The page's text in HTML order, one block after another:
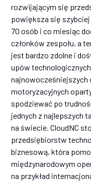
rozwijającym się
powiększa się
70 osób i co miesiąc
członków zespołu, a
jest bardzo zdolne i
upów
najnowocześniejszych
motoryzacyjnych
spodziewać po
jednych z najlepszych
na świecie. CloudNC
przedsiębiorstw
biznesową, która
międzynarodowym
na przykład